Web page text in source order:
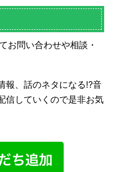
お問い合わせや相談・
報、話のネタになる!?音
信していくので是非お気